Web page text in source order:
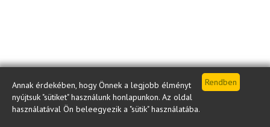
Annak érdekében, hogy Önnek a legjobb élményt
nyújtsuk "sütiket" használunk honlapunkon. Az oldal
használatával Ön beleegyezik a "sütik" használatába.